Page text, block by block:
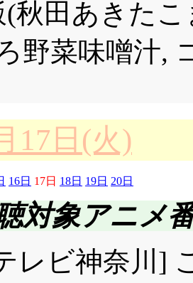
ったら, 召喚
あ, 真菜にと
は苦痛です
っきり!? ど
リ, はナシで
んな知って
か(^^;;;
ロビケロ:
ダムス?(^^;;;
秋田あきた
野菜味噌汁,
17日(火)
16日 17日 18日 19日 20日
対象アニメ
レビ神奈川]